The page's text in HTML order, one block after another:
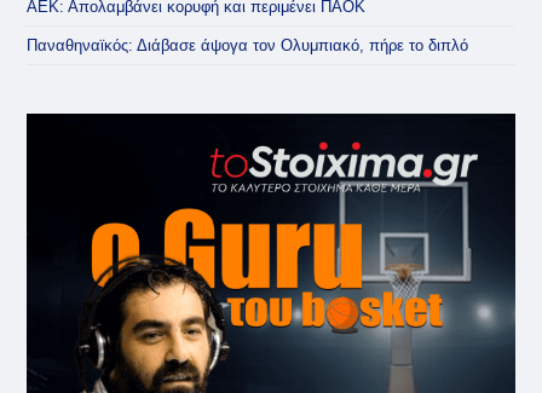
ΑΕΚ: Απολαμβάνει κορυφή και περιμένει ΠΑΟΚ
Παναθηναϊκός: Διάβασε άψογα τον Ολυμπιακό, πήρε το διπλό